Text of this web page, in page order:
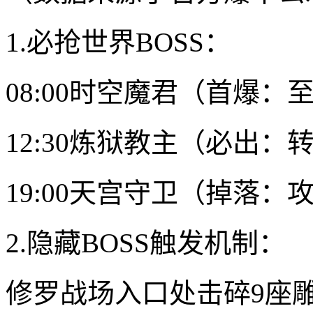
1.必抢世界BOSS：
08:00时空魔君（首爆：
12:30炼狱教主（必出：
19:00天宫守卫（掉落：
2.隐藏BOSS触发机制：
修罗战场入口处击碎9座